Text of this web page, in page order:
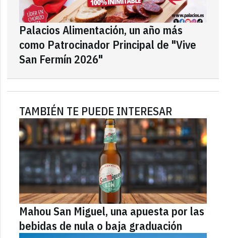
Palacios Alimentación, un año más
como Patrocinador Principal de "Vive
San Fermín 2026"
TAMBIÉN TE PUEDE INTERESAR
Mahou San Miguel, una apuesta por las
bebidas de nula o baja graduación